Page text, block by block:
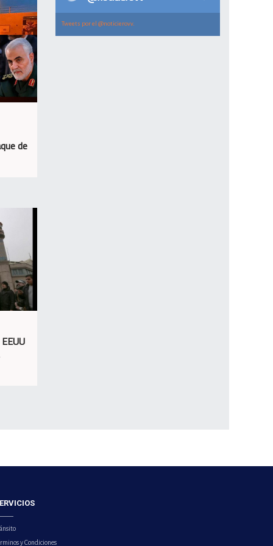
de
Tweets por el @noticierovv.
y Condiciones